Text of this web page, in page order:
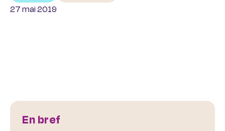
27 mai 2019
En bref